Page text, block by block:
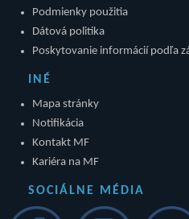
Podmienky použitia
Dátová politika
Poskytovanie informácií podľa
INÉ
Mapa stránky
Notifikácia
Kontakt MF
Kariéra na MF
SOCIÁLNE MÉDIA